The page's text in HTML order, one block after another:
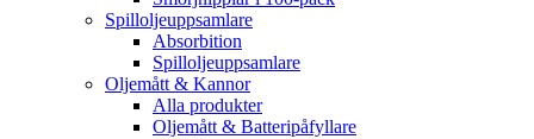
Spilloljeuppsamlare
Absorbition
Spilloljeuppsamlare
Oljemått & Kannor
Alla produkter
Oljemått & Batteripåfyllare